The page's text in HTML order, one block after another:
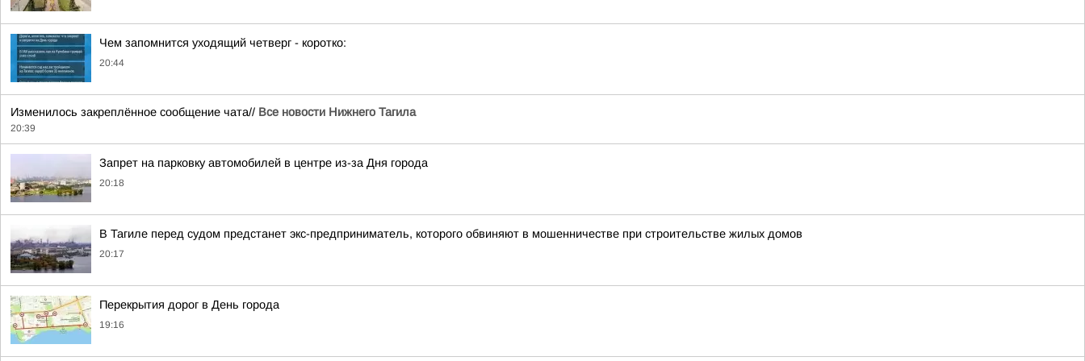
Чем запомнится уходящий четверг - коротко:
20:44
Изменилось закреплённое сообщение чата// Все новости Нижнего Тагила
20:39
Запрет на парковку автомобилей в центре из-за Дня города
20:18
В Тагиле перед судом предстанет экс-предприниматель, которого обвиняют в мошенничестве при строительстве жилых домов
20:17
Перекрытия дорог в День города
19:16